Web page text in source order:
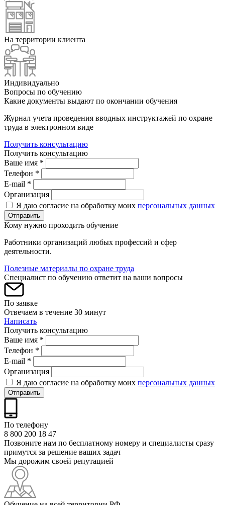
На территории клиента
Индивидуально
Вопросы по обучению
Какие документы выдают по окончании обучения
Журнал учета проведения вводных инструктажей по охране
труда в электронном виде
Получить консультацию
Получить консультацию
Ваше имя *
Телефон *
E-mail *
Организация
Я даю согласие на обработку моих персональных данных
Отправить
Кому нужно проходить обучение
Работники организаций любых профессий и сфер
деятельности.
Полезные материалы по охране труда
Специалист по обучению ответит на ваши вопросы
По заявке
Отвечаем в течение 30 минут
Написать
Получить консультацию
Ваше имя *
Телефон *
E-mail *
Организация
Я даю согласие на обработку моих персональных данных
Отправить
По телефону
8 800 200 18 47
Позвоните нам по бесплатному номеру и специалисты сразу
примутся за решение ваших задач
Мы дорожим своей репутацией